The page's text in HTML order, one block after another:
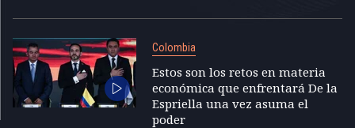
Colombia
Estos son los retos en materia
económica que enfrentará De la
Espriella una vez asuma el
poder